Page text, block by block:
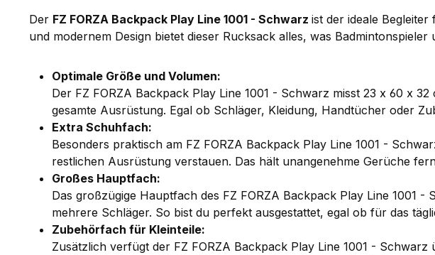
Der FZ FORZA Backpack Play Line 1001 - Schwarz ist der ideale
und modernem Design bietet dieser Rucksack alles, was
Optimale Größe und Volumen:
Der FZ FORZA Backpack Play Line 1001 - Schwarz misst 23 x 60 x
gesamte Ausrüstung. Egal ob Schläger, Kleidung, Handtücher oder
Extra Schuhfach:
Besonders praktisch am FZ FORZA Backpack Play Line 1001 -
restlichen Ausrüstung verstauen. Das hält unangenehme Gerüche
Großes Hauptfach:
Das großzügige Hauptfach des FZ FORZA Backpack Play Line 1001
mehrere Schläger. So bist du perfekt ausgestattet, egal ob für das
Zubehörfach für Kleinteile:
Zusätzlich verfügt der FZ FORZA Backpack Play Line 1001 -